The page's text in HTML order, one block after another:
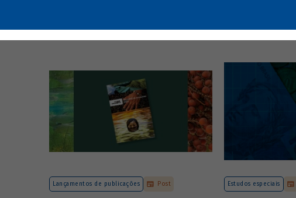
Lançamentos de publicações Post Estudos especiais